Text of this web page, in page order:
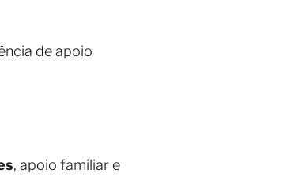
de apoio
, apoio familiar e